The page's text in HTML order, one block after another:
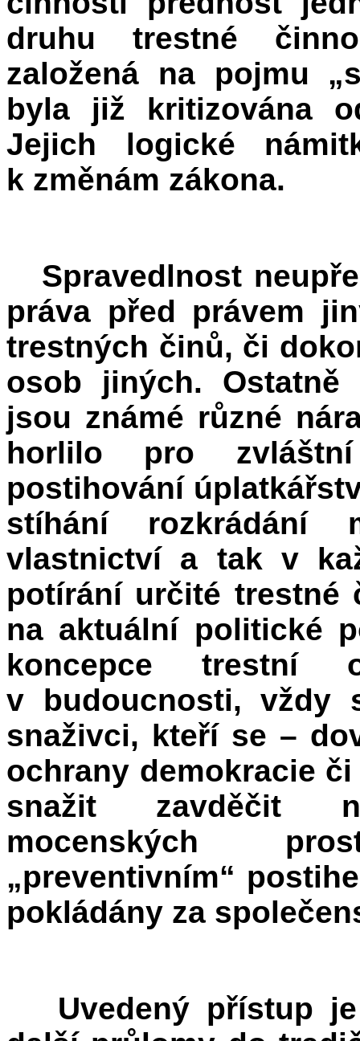
druhu trestné
založená na pojmu
byla již kritizována
Jejich logické
k změnám zákona.
Spravedlnost
práva před právem
trestných činů, či
osob jiných.
jsou známé různé
horlilo pro
postihování
stíhání rozkrádání
vlastnictví a tak v
potírání určité trestné
na aktuální politické
koncepce trestní
v budoucnosti, vždy
snaživci, kteří se –
ochrany demokracie
snažit zavděčit
mocenských
„preventivním“
pokládány za
Uvedený přístup